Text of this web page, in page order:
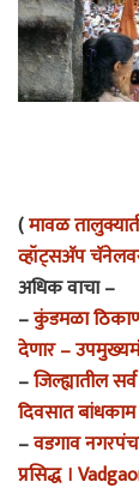
(मावळ
व्हॉट्सअ‍ॅप
अधिक वाचा –
–कुंडमळा
देणार –
–जिल्ह्यातील
दिवसात बांधकाम
–वडगाव
प्रसिद्ध ।